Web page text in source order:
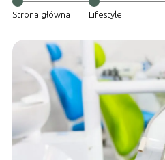
Strona główna Lifestyle